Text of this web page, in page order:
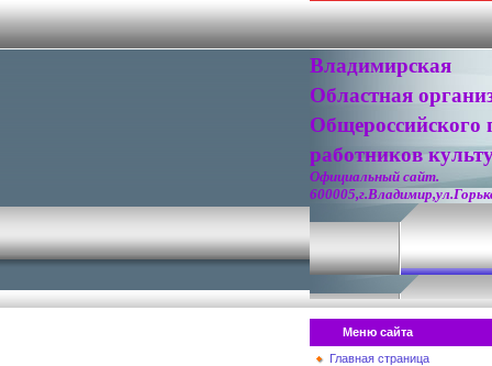
Владимирская
Областная
Общероссийского
работников
Официальный сайт.
Меню сайта
Главная страница